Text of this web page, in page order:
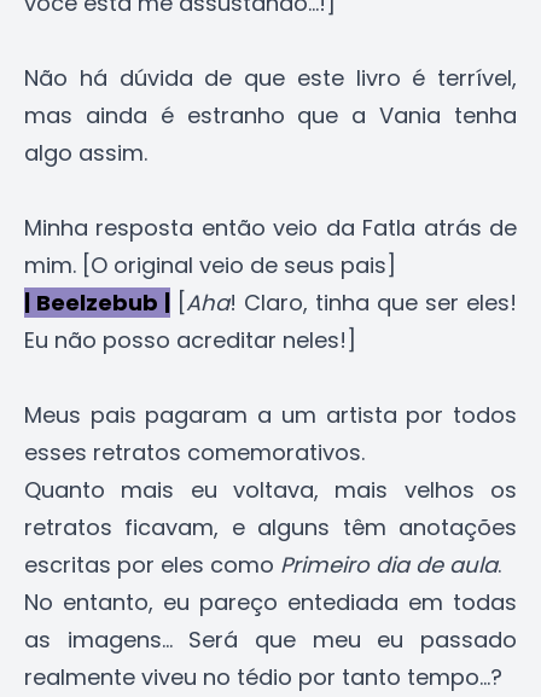
Não há dúvida de que este livro é terrível,
mas ainda é estranho que a Vania tenha
algo assim.
Minha resposta então veio da Fatla atrás de
mim. [O original veio de seus pais]
| Beelzebub | [Aha! Claro, tinha que ser eles!
Eu não posso acreditar neles!]
Meus pais pagaram a um artista por todos
esses retratos comemorativos.
Quanto mais eu voltava, mais velhos os
retratos ficavam, e alguns têm anotações
escritas por eles como Primeiro dia de aula.
No entanto, eu pareço entediada em todas
as imagens... Será que meu eu passado
realmente viveu no tédio por tanto tempo...?